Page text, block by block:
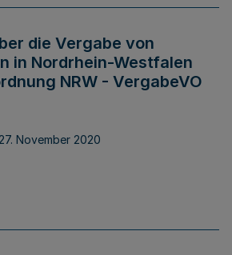
die Vergabe von
in Nordrhein-Westfalen
NRW - VergabeVO
November 2020